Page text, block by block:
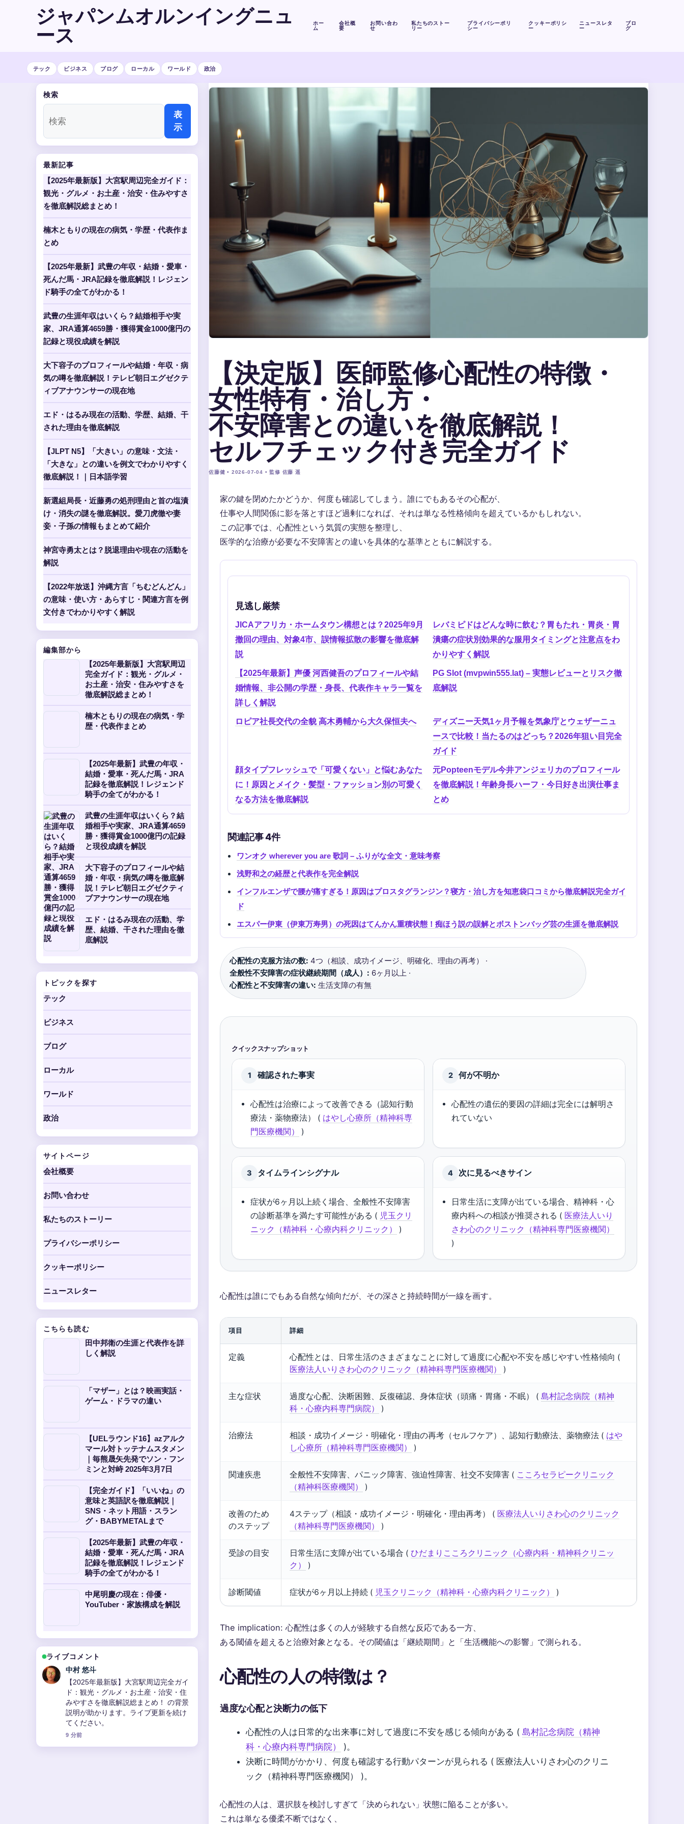
ジャパンムオルンイングニュ
ース
ホー
ム
会社概
要
お問い合わ
せ
私たちのストー
リー
プライバシーポリ
シー
クッキーポリシ
ー
ニュースレタ
ー
ブロ
グ
テック ビジネス ブログ ローカル ワールド 政治
【決定版】医師監修心配性の特徴・
女性特有・治し方・
不安障害との違いを徹底解説！
セルフチェック付き完全ガイド
佐藤健 • 2026-07-04 • 監修 佐藤 遥
家の鍵を閉めたかどうか、何度も確認してしまう。誰にでもあるその心配が、
仕事や人間関係に影を落とすほど過剰になれば、それは単なる性格傾向を超えているかもしれない。
この記事では、心配性という気質の実態を整理し、
医学的な治療が必要な不安障害との違いを具体的な基準とともに解説する。
見逃し厳禁
JICAアフリカ・ホームタウン構想とは？2025年9月
撤回の理由、対象4市、誤情報拡散の影響を徹底解
説
レバミピドはどんな時に飲む？胃もたれ・胃炎・胃
潰瘍の症状別効果的な服用タイミングと注意点をわ
かりやすく解説
【2025年最新】声優 河西健吾のプロフィールや結
婚情報、非公開の学歴・身長、代表作キャラ一覧を
詳しく解説
PG Slot (mvpwin555.lat) – 実態レビューとリスク徹
底解説
ロピア社長交代の全貌 高木勇輔から大久保恒夫へ
ディズニー天気1ヶ月予報を気象庁とウェザーニュ
ースで比較！当たるのはどっち？2026年狙い目完全
ガイド
顔タイプフレッシュで「可愛くない」と悩むあなた
に！原因とメイク・髪型・ファッション別の可愛く
なる方法を徹底解説
元Popteenモデル今井アンジェリカのプロフィール
を徹底解説！年齢身長ハーフ・今日好き出演仕事ま
とめ
関連記事 4件
ワンオク wherever you are 歌詞 – ふりがな全文・意味考察
浅野和之の経歴と代表作を完全解説
インフルエンザで腰が痛すぎる！原因はプロスタグランジン？寝方・治し方を知恵袋口コミから徹底解説完全ガイ
ド
エスパー伊東（伊東万寿男）の死因はてんかん重積状態！痴ほう説の誤解とボストンバッグ芸の生涯を徹底解説
心配性の克服方法の数: 4つ（相談、成功イメージ、明確化、理由の再考） ·
全般性不安障害の症状継続期間（成人）: 6ヶ月以上 ·
心配性と不安障害の違い: 生活支障の有無
クイックスナップショット
1 確認された事実
心配性は治療によって改善できる（認知行動
療法・薬物療法） ( はやし心療所（精神科専
門医療機関）
)
2 何が不明か
心配性の遺伝的要因の詳細は完全には解明さ
れていない
3 タイムラインシグナル
症状が6ヶ月以上続く場合、全般性不安障害
の診断基準を満たす可能性がある ( 児玉クリ
ニック（精神科・心療内科クリニック）
)
4 次に見るべきサイン
日常生活に支障が出ている場合、精神科・心
療内科への相談が推奨される ( 医療法人いり
さわ心のクリニック（精神科専門医療機関）
)
心配性は誰にでもある自然な傾向だが、その深さと持続時間が一線を画す。
項目 詳細
定義
心配性とは、日常生活のさまざまなことに対して過度に心配や不安を感じやすい性格傾向 (
医療法人いりさわ心のクリニック（精神科専門医療機関）
)
主な症状 過度な心配、決断困難、反復確認、身体症状（頭痛・胃痛・不眠） ( 島村記念病院（精神
科・心療内科専門病院）
)
治療法 相談・成功イメージ・明確化・理由の再考（セルフケア）、認知行動療法、薬物療法 ( はや
し心療所（精神科専門医療機関）
)
関連疾患 全般性不安障害、パニック障害、強迫性障害、社交不安障害 ( こころセラピークリニック
（精神科医療機関）
)
改善のため
のステップ
4ステップ（相談・成功イメージ・明確化・理由再考） ( 医療法人いりさわ心のクリニック
（精神科専門医療機関）
)
受診の目安 日常生活に支障が出ている場合 ( ひだまりこころクリニック（心療内科・精神科クリニッ
ク）
)
診断閾値 症状が6ヶ月以上持続 ( 児玉クリニック（精神科・心療内科クリニック） )
The implication: 心配性は多くの人が経験する自然な反応である一方、
ある閾値を超えると治療対象となる。その閾値は「継続期間」と「生活機能への影響」で測られる。
心配性の人の特徴は？
過度な心配と決断力の低下
心配性の人は日常的な出来事に対して過度に不安を感じる傾向がある ( 島村記念病院（精神
科・心療内科専門病院）
)。
決断に時間がかかり、何度も確認する行動パターンが見られる ( 医療法人いりさわ心のクリニ
ック（精神科専門医療機関） )。
心配性の人は、選択肢を検討しすぎて「決められない」状態に陥ることが多い。
これは単なる優柔不断ではなく、
検索
表
示
最新記事
【2025年最新版】大宮駅周辺完全ガイド：
観光・グルメ・お土産・治安・住みやすさ
を徹底解説総まとめ！
楠木ともりの現在の病気・学歴・代表作ま
とめ
【2025年最新】武豊の年収・結婚・愛車・
死んだ馬・JRA記録を徹底解説！レジェン
ド騎手の全てがわかる！
武豊の生涯年収はいくら？結婚相手や実
家、JRA通算4659勝・獲得賞金1000億円の
記録と現役成績を解説
大下容子のプロフィールや結婚・年収・病
気の噂を徹底解説！テレビ朝日エグゼクテ
ィブアナウンサーの現在地
エド・はるみ現在の活動、学歴、結婚、干
された理由を徹底解説
【JLPT N5】「大きい」の意味・文法・
「大きな」との違いを例文でわかりやすく
徹底解説！｜日本語学習
新選組局長・近藤勇の処刑理由と首の塩漬
け・消失の謎を徹底解説。愛刀虎徹や妻
妾・子孫の情報もまとめて紹介
神宮寺勇太とは？脱退理由や現在の活動を
解説
【2022年放送】沖縄方言「ちむどんどん」
の意味・使い方・あらすじ・関連方言を例
文付きでわかりやすく解説
編集部から
【2025年最新版】大宮駅周辺
完全ガイド：観光・グルメ・
お土産・治安・住みやすさを
徹底解説総まとめ！
楠木ともりの現在の病気・学
歴・代表作まとめ
【2025年最新】武豊の年収・
結婚・愛車・死んだ馬・JRA
記録を徹底解説！レジェンド
騎手の全てがわかる！
武豊の生涯年収はいくら？結
婚相手や実家、JRA通算4659
勝・獲得賞金1000億円の記録
と現役成績を解説
大下容子のプロフィールや結
婚・年収・病気の噂を徹底解
説！テレビ朝日エグゼクティ
ブアナウンサーの現在地
エド・はるみ現在の活動、学
歴、結婚、干された理由を徹
底解説
トピックを探す
テック
ビジネス
ブログ
ローカル
ワールド
政治
サイトページ
会社概要
お問い合わせ
私たちのストーリー
プライバシーポリシー
クッキーポリシー
ニュースレター
こちらも読む
田中邦衛の生涯と代表作を詳
しく解説
「マザー」とは？映画実話・
ゲーム・ドラマの違い
【UELラウンド16】azアルク
マール対トッテナムスタメン
｜毎熊晟矢先発でソン・フン
ミンと対峙 2025年3月7日
【完全ガイド】「いいね」の
意味と英語訳を徹底解説｜
SNS・ネット用語・スラン
グ・BABYMETALまで
【2025年最新】武豊の年収・
結婚・愛車・死んだ馬・JRA
記録を徹底解説！レジェンド
騎手の全てがわかる！
中尾明慶の現在：俳優・
YouTuber・家族構成を解説
ライブコメント
中村 悠斗
【2025年最新版】大宮駅周辺完全ガイ
ド：観光・グルメ・お土産・治安・住
みやすさを徹底解説総まとめ！ の背景
説明が助かります。ライブ更新を続け
てください。
9 分前